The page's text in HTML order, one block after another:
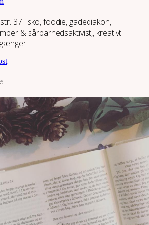
37 i sko, foodie, gadediakon,
& sårbarhedsaktivist,, kreativt